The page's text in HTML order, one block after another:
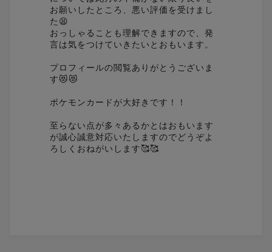
お願いしたところ、悪い評価を受けまし
た😫
おっしゃることも理解できますので、発
言は気をつけていきたいとおもいます。
プロフィールの閲覧ありがとうございま
す😻😻
ポケモンカードが大好きです！！
至らない点が多々あるかとはおもいます
が誠心誠意対応いたしますのでどうぞよ
ろしくおねがいします🥰🥰